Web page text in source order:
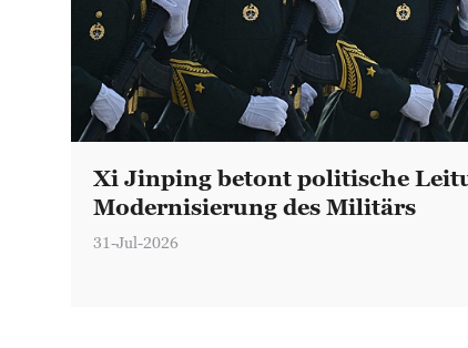
Xi Jinping betont politische
Modernisierung des Militärs
31-Jul-2026